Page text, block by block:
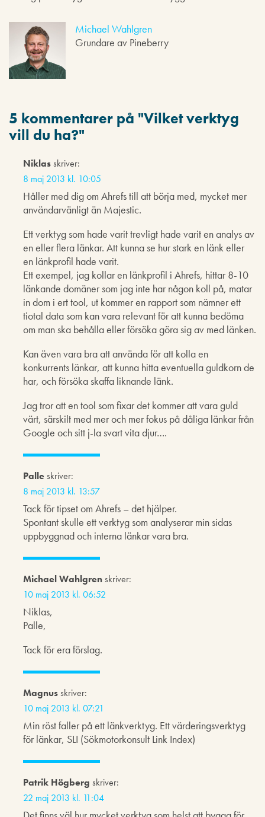
Michael Wahlgren
Grundare av Pineberry
5 kommentarer på "Vilket verktyg
vill du ha?"
Niklasskriver:
8 maj 2013 kl. 10:05
Håller med dig om Ahrefs till att börja med, mycket mer
användarvänligt än Majestic.
Ett verktyg som hade varit trevligt hade varit en analys av
en eller flera länkar. Att kunna se hur stark en länk eller
en länkprofil hade varit.
Ett exempel, jag kollar en länkprofil i Ahrefs, hittar 8-10
länkande domäner som jag inte har någon koll på, matar
in dom i ert tool, ut kommer en rapport som nämner ett
tiotal data som kan vara relevant för att kunna bedöma
om man ska behålla eller försöka göra sig av med länken.
Kan även vara bra att använda för att kolla en
konkurrents länkar, att kunna hitta eventuella guldkorn de
har, och försöka skaffa liknande länk.
Jag tror att en tool som fixar det kommer att vara guld
värt, särskilt med mer och mer fokus på dåliga länkar från
Google och sitt j-la svart vita djur….
Palleskriver:
8 maj 2013 kl. 13:57
Tack för tipset om Ahrefs – det hjälper.
Spontant skulle ett verktyg som analyserar min sidas
uppbyggnad och interna länkar vara bra.
Michael Wahlgrenskriver:
10 maj 2013 kl. 06:52
Niklas,
Palle,
Tack för era förslag.
Magnusskriver:
10 maj 2013 kl. 07:21
Min röst faller på ett länkverktyg. Ett värderingsverktyg
för länkar, SLI (Sökmotorkonsult Link Index)
Patrik Högberg skriver:
22 maj 2013 kl. 11:04